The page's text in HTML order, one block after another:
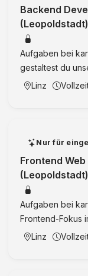
Backend
ist
Aufgaben bei
gestaltest du
aktiv mit,
die
Linz
Nur für
Frontend
ist
Aufgaben bei
Frontend-Fokus
dieLinz